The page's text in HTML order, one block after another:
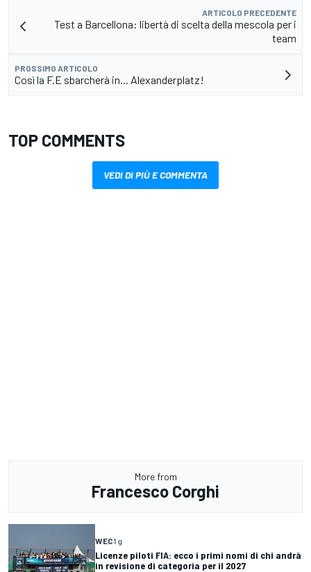
ARTICOLO PRECEDENTE
Test a Barcellona: libertà di scelta della mescola per i
team
PROSSIMO ARTICOLO
Così la F.E sbarcherà in... Alexanderplatz!
TOP COMMENTS
VEDI DI PIÙ E COMMENTA
More from
Francesco Corghi
WEC1 g
Licenze piloti FIA: ecco i primi nomi di chi andrà
in revisione di categoria per il 2027